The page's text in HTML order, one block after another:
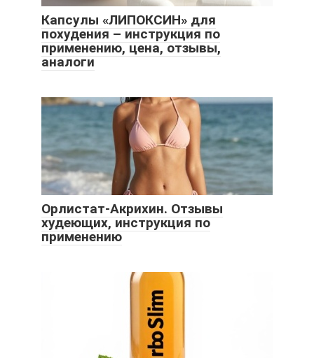
Капсулы «ЛИПОКСИН» для
похудения – инструкция по
применению, цена, отзывы,
аналоги
Орлистат-Акрихин. Отзывы
худеющих, инструкция по
применению